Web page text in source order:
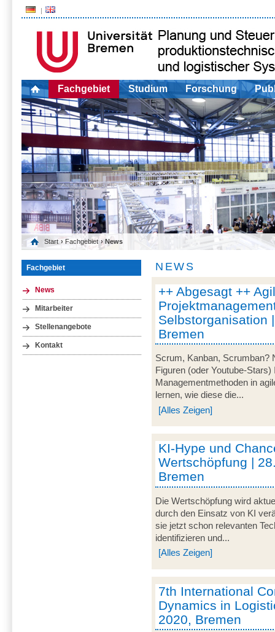
Fachgebiet Studium Forschung
Start › Fachgebiet › News
Fachgebiet
News
Mitarbeiter
Stellenangebote
Kontakt
NEWS
++ Abgesagt ++
Selbstorganisation
Bremen
Scrum, Kanban, Scrumban?
Figuren (oder Youtube-
Managementmethoden in
lernen, wie diese die...
[Alles Zeigen]
KI-Hype und
Wertschöpfung |
Bremen
Die Wertschöpfung wird
durch den Einsatz von KI
sie jetzt schon relevanten
identifizieren und...
[Alles Zeigen]
7th International
Dynamics in
2020, Bremen